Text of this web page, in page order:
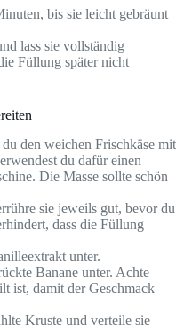
bis sie leicht gebräunt
lass sie vollständig
Füllung später nicht
den weichen Frischkäse mit
du dafür einen
Die Masse sollte schön
sie jeweils gut, bevor du
dass die Füllung
unter.
Banane unter. Achte
ist, damit der Geschmack
Kruste und verteile sie